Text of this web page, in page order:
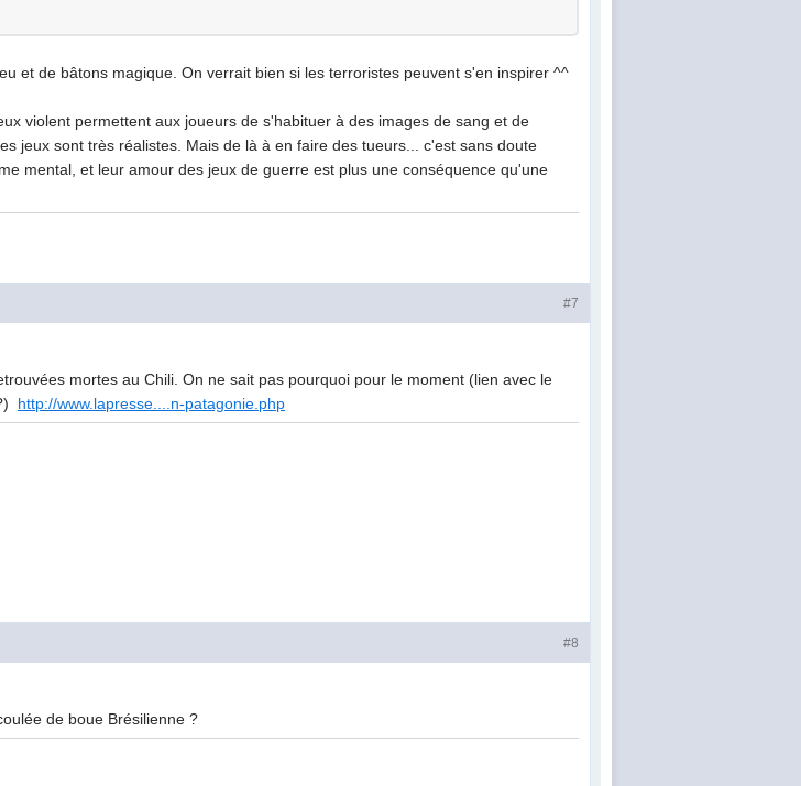
et de bâtons magique. On verrait bien si les terroristes peuvent s'en inspirer ^^
violent permettent aux joueurs de s'habituer à des images de sang et de
jeux sont très réalistes. Mais de là à en faire des tueurs... c'est sans doute
mental, et leur amour des jeux de guerre est plus une conséquence qu'une
#7
mortes au Chili. On ne sait pas pourquoi pour le moment (lien avec le
http://www.lapresse....n-patagonie.php
#8
de boue Brésilienne ?